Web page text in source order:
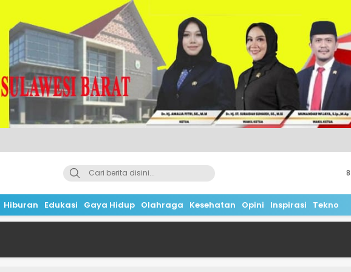
Hiburan Edukasi Gaya Hidup Olahraga Kesehatan Opini Inspirasi Tekno